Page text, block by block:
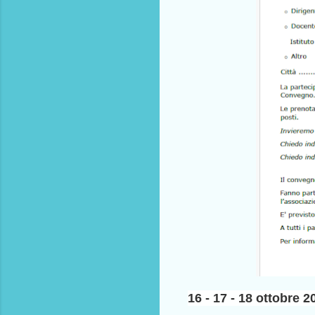
16 - 17 - 18 ottobre